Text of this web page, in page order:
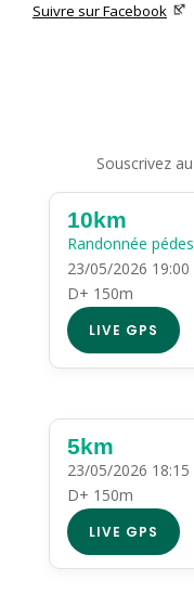
Suivre sur Facebook
Souscrivez
10km
Randonnée
23/05/2026 19:00
D+ 150m
LIVE GPS
5km
23/05/2026 18:15
D+ 150m
LIVE GPS